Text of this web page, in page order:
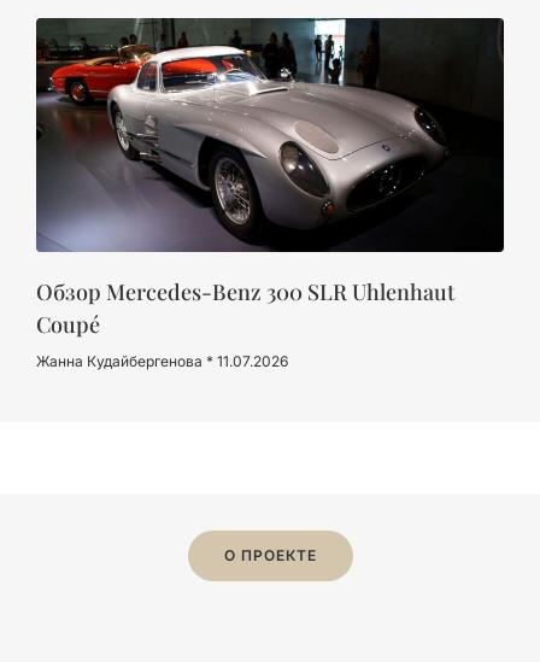
Обзор Mercedes-Benz 300 SLR Uhlenhaut
Coupé
Жанна Кудайбергенова 11.07.2026
О ПРОЕКТЕ